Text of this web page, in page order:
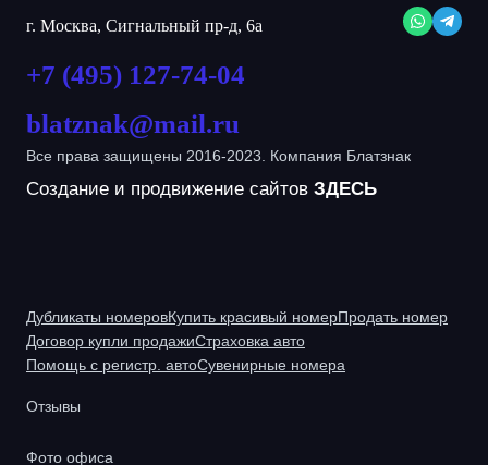
г. Москва, Сигнальный пр-д, 6а
+7 (495) 127-74-04
blatznak@mail.ru
Все права защищены 2016-2023. Компания Блатзнак
Создание и продвижение сайтов ЗДЕСЬ
Дубликаты номеровКупить красивый номерПродать номер
Договор купли продажиСтраховка авто
Помощь с регистр. автоСувенирные номера
Отзывы
Фото офиса